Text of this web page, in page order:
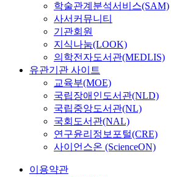
학술관계분석서비스(SAM)
사서커뮤니티
기관회원
지식나눔(LOOK)
의학전자도서관(MEDLIS)
유관기관 사이트
교육부(MOE)
국립장애인도서관(NLD)
국립중앙도서관(NL)
국회도서관(NAL)
연구윤리정보포털(CRE)
사이언스온 (ScienceON)
이용약관